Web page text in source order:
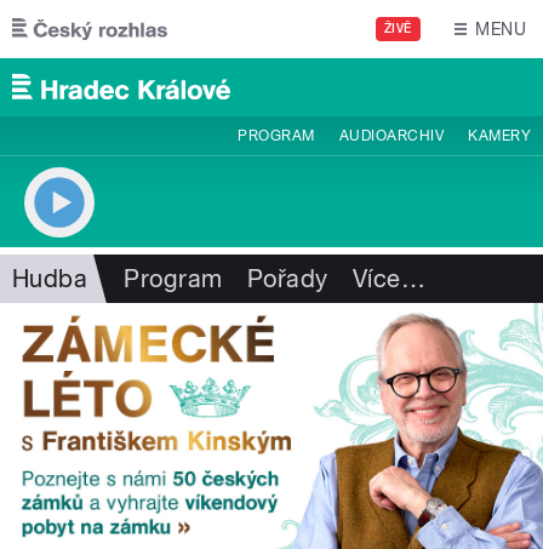
Přejít k hlavnímu obsahu
ŽIVĚ MENU
PROGRAM AUDIOARCHIV KAMERY
Hudba Program Pořady Více…